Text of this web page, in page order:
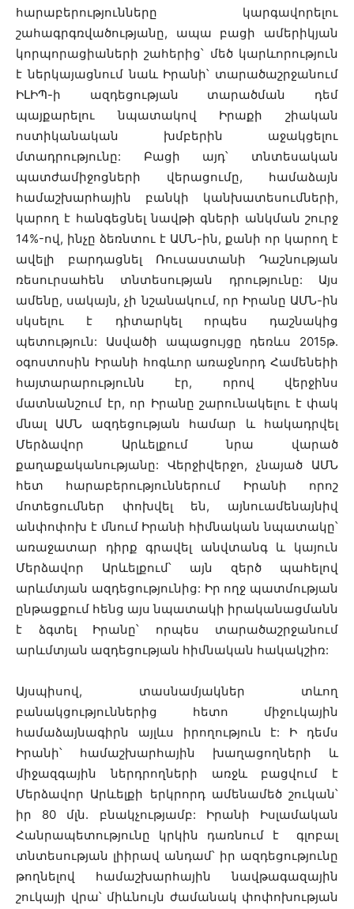
հարաբերությունները կարգավորելու
շահագրգռվածությանը, ապա բացի ամերիկյան
կորպորացիաների շահերից՝ մեծ կարևորություն
է ներկայացնում նաև Իրանի՝ տարածաշրջանում
ԻԼԻՊ-ի ազդեցության տարածման դեմ
պայքարելու նպատակով Իրաքի շիական
ոստիկանական խմբերին աջակցելու
մտադրությունը: Բացի այդ՝ տնտեսական
պատժամիջոցների վերացումը, համաձայն
համաշխարհային բանկի կանխատեսումների,
կարող է հանգեցնել նավթի գների անկման շուրջ
14%-ով, ինչը ձեռնտու է ԱՄՆ-ին, քանի որ կարող է
ավելի բարդացնել Ռուսաստանի Դաշնության
ռեսուրսահեն տնտեսության դրությունը: Այս
ամենը, սակայն, չի նշանակում, որ Իրանը ԱՄՆ-ին
սկսելու է դիտարկել որպես դաշնակից
պետություն: Ասվածի ապացույցը դեռևս 2015թ.
օգոստոսին Իրանի հոգևոր առաջնորդ Համենեիի
հայտարարությունն էր, որով վերջինս
մատնանշում էր, որ Իրանը շարունակելու է փակ
մնալ ԱՄՆ ազդեցության համար և հակադրվել
Մերձավոր Արևելքում նրա վարած
քաղաքականությանը: Վերջիվերջո, չնայած ԱՄՆ
հետ հարաբերություններում Իրանի որոշ
մոտեցումներ փոխվել են, այնուամենայնիվ
անփոփոխ է մնում Իրանի հիմնական նպատակը՝
առաջատար դիրք գրավել անվտանգ և կայուն
Մերձավոր Արևելքում՝ այն զերծ պահելով
արևմտյան ազդեցությունից: Իր ողջ պատմության
ընթացքում հենց այս նպատակի իրականացմանն
է ձգտել Իրանը՝ որպես տարածաշրջանում
արևմտյան ազդեցության հիմնական հակակշիռ:
Այսպիսով, տասնամյակներ տևող
բանակցություններից հետո միջուկային
համաձայնագիրն այլևս իրողություն է: Ի դեմս
Իրանի՝ համաշխարհային խաղացողների և
միջազգային ներդրողների առջև բացվում է
Մերձավոր Արևելքի երկրորդ ամենամեծ շուկան՝
իր 80 մլն. բնակչությամբ: Իրանի Իսլամական
Հանրապետությունը կրկին դառնում է գլոբալ
տնտեսության լիիրավ անդամ՝ իր ազդեցությունը
թողնելով համաշխարհային նավթագազային
շուկայի վրա՝ միևնույն ժամանակ փոփոխության